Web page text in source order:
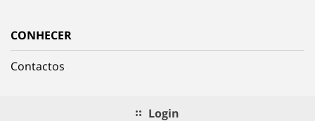
CONHECER
Contactos
Login